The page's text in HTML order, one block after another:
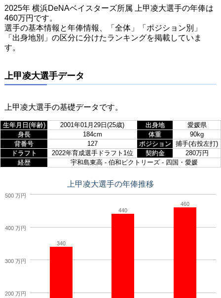
2025年 横浜DeNAベイスターズ所属 上甲凌大選手の年俸は
460万円です。
選手の基本情報と年俸情報、「全体」「ポジション別」
「出身地別」の区分に分けたランキングを掲載していま
す。
上甲凌大選手データ
上甲凌大選手の基礎データです。
生年月日(年齢) 2001年01月29日(25歳) 出身地
愛媛県
身長
184cm 体重
90kg
背番号
127 ポジション
捕手(右投左打)
ドラフト
2022年育成選手ドラフト1位 契約金
280万円
経歴
宇和島東高 - 伯和ビクトリーズ - 四国・愛媛
上甲凌大選手の年俸推移
340
440
460
200 万円
300 万円
400 万円
500 万円